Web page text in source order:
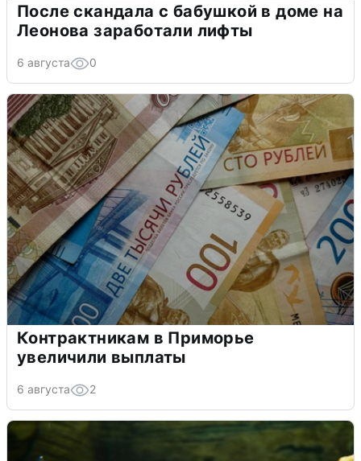
После скандала с бабушкой в доме на
Леонова заработали лифты
6 августа 0
Контрактникам в Приморье
увеличили выплаты
6 августа 2